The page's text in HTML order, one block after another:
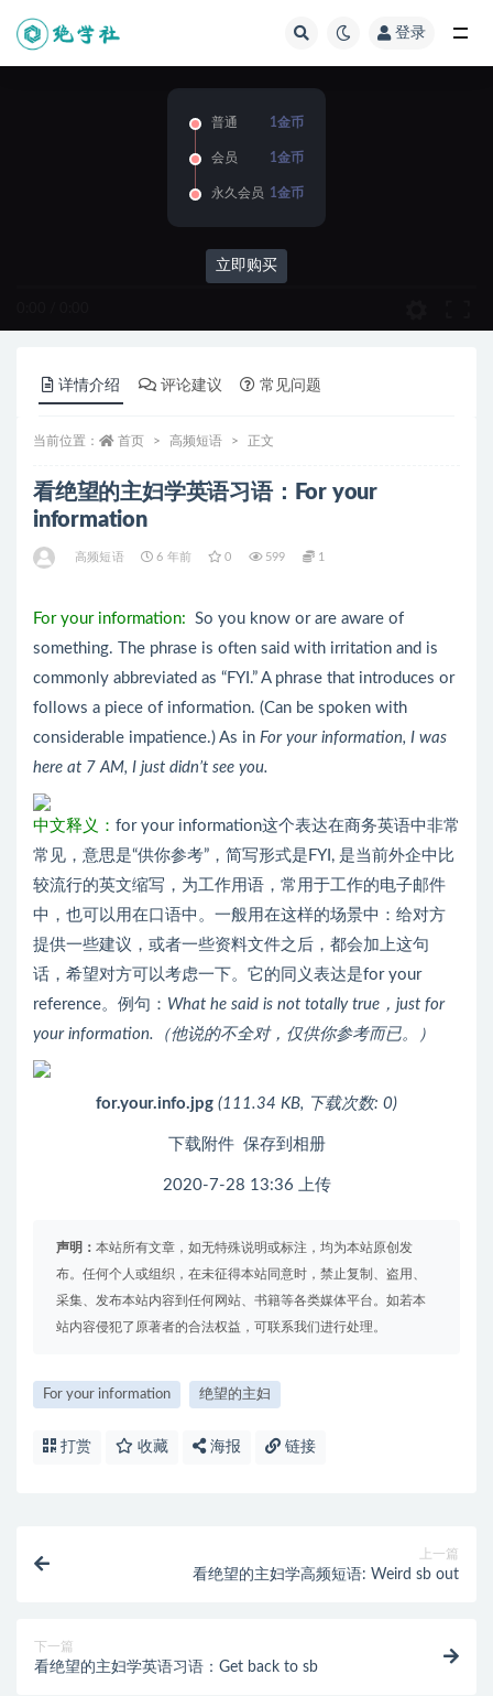
登录
普通 1金币
会员 1金币
永久会员 1金币
立即购买
详情介绍 评论建议 常见问题
当前位置： 首页 高频短语 正文
看绝望的主妇学英语习语：For your
information
高频短语 6 年前 0 599 1
For your information: So you know or are aware of
something. The phrase is often said with irritation and is
commonly abbreviated as “FYI.” A phrase that introduces or
follows a piece of information. (Can be spoken with
considerable impatience.) As in For your information, I was
here at 7 AM, I just didn’t see you.
中文释义： for your information这个表达在商务英语中非常
常见，意思是“供你参考”，简写形式是FYI, 是当前外企中比
较流行的英文缩写，为工作用语，常用于工作的电子邮件
中，也可以用在口语中。一般用在这样的场景中：给对方
提供一些建议，或者一些资料文件之后，都会加上这句
话，希望对方可以考虑一下。它的同义表达是for your
reference。例句： What he said is not totally true，just for
your information.（他说的不全对，仅供你参考而已。）
for.your.info.jpg (111.34 KB, 下载次数: 0)
下载附件 保存到相册
2020-7-28 13:36 上传
声明： 本站所有文章，如无特殊说明或标注，均为本站原创发
布。任何个人或组织，在未征得本站同意时，禁止复制、盗用、
采集、发布本站内容到任何网站、书籍等各类媒体平台。如若本
站内容侵犯了原著者的合法权益，可联系我们进行处理。
For your information 绝望的主妇
打赏 收藏 海报 链接
上一篇
看绝望的主妇学高频短语: Weird sb out
下一篇
看绝望的主妇学英语习语：Get back to sb